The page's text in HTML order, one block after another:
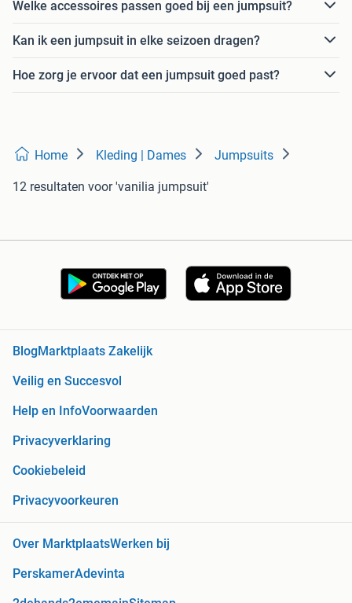
Welke accessoires passen goed bij een jumpsuit?
Kan ik een jumpsuit in elke seizoen dragen?
Hoe zorg je ervoor dat een jumpsuit goed past?
Home Kleding | Dames Jumpsuits
12 resultaten voor 'vanilia jumpsuit'
Blog Marktplaats Zakelijk
Veilig en Succesvol
Help en InfoVoorwaarden
Privacyverklaring
Cookiebeleid
Privacyvoorkeuren
Over MarktplaatsWerken bij
PerskamerAdevinta